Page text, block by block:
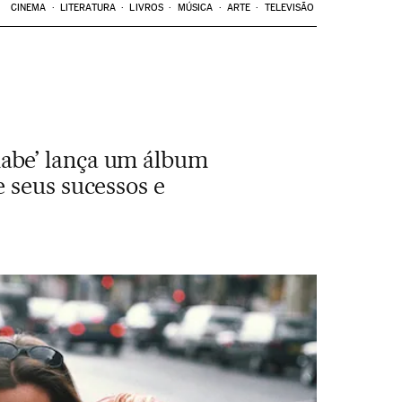
CINEMA LITERATURA LIVROS MÚSICA ARTE TELEVISÃO
lança um álbum
sucessos e